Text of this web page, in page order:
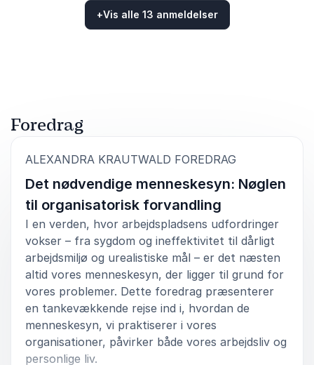
Alexandra Krautwald
Alexandra Krautwald
5ud af5
Vi havde fornøjelsen af at have Alexandra Krautwald
som oplægsholder ved et af vores BrainBoots. Hun
formidlede sit forskningsbaserede budskab om
ledelse af de unge generationer på en levende og
underholdende måde, der ramte lige ned i de
udfordringer, mange af vores kunder står med i dag.
Oplægget skabte både refleksion og engageret
dialog i rummet, og deltagerne gik derfra med
konkrete perspektiver, som kan bruges i eget
lederskab.
Jens Brabrand, CEO
+Vis alle 13 anmeldelser
Foredrag
ALEXANDRA KRAUTWALD FOREDRAG
Det nødvendige menneskesyn: Nøglen
til organisatorisk forvandling
I en verden, hvor arbejdspladsens udfordringer
vokser – fra sygdom og ineffektivitet til dårligt
arbejdsmiljø og urealistiske mål – er det næsten
altid vores menneskesyn, der ligger til grund for
vores problemer. Dette foredrag præsenterer
en tankevækkende rejse ind i, hvordan de
menneskesyn, vi praktiserer i vores
organisationer, påvirker både vores arbejdsliv og
personlige liv.